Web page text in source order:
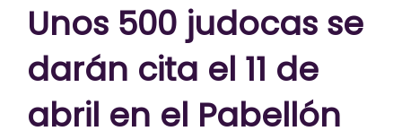
Areas municipales
Tramita
Unos 500 judocas se
darán cita el 11 de
abril en el Pabellón